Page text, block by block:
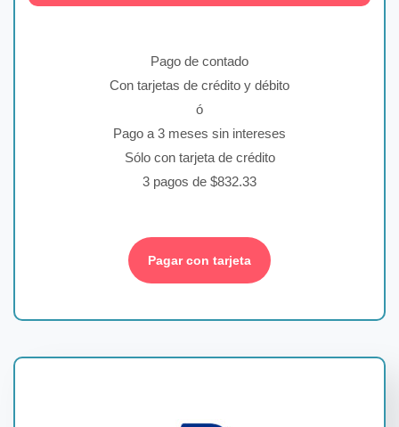
Pago de contado
Con tarjetas de crédito y débito
ó
Pago a 3 meses sin intereses
Sólo con tarjeta de crédito
3 pagos de $832.33
Pagar con tarjeta